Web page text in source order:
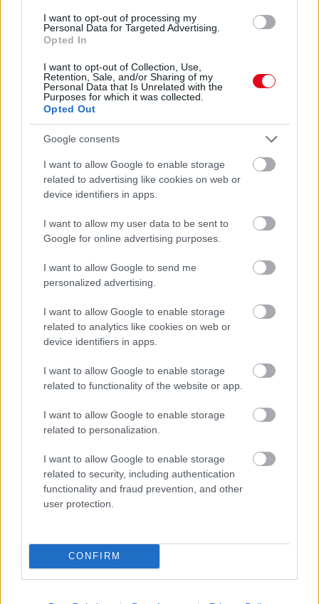
I want to opt-out of processing my
Personal Data for Targeted Advertising.
Opted In
I want to opt-out of Collection, Use,
Retention, Sale, and/or Sharing of my
Personal Data that Is Unrelated with the
Purposes for which it was collected.
Opted Out
Google consents
I want to allow Google to enable storage
related to advertising like cookies on web or
device identifiers in apps.
I want to allow my user data to be sent to
Google for online advertising purposes.
I want to allow Google to send me
personalized advertising.
I want to allow Google to enable storage
related to analytics like cookies on web or
device identifiers in apps.
I want to allow Google to enable storage
related to functionality of the website or app.
I want to allow Google to enable storage
related to personalization.
I want to allow Google to enable storage
related to security, including authentication
functionality and fraud prevention, and other
user protection.
CONFIRM
Ezért párásodik be állandóan az ablak – egyszerűbb a
megoldás, mint gondolnád
Nem ecettel és nem szódabikarbónával: ezzel lesz
Ha mindig ezt a mondatot használod, az rendkívül magas